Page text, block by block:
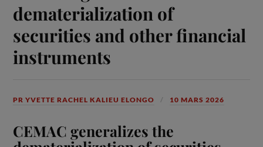
dematerialization of
securities and other financial
instruments
PR YVETTE RACHEL KALIEU ELONGO 10 MARS 2026
CEMAC generalizes the